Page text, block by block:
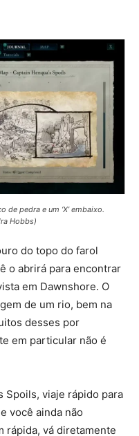
pedra e um ‘X’ embaixo.
Hobbs)
do topo do farol
o abrirá para encontrar
em Dawnshore. O
de um rio, bem na
desses por
em particular não é
Spoils, viaje rápido para
você ainda não
rápida, vá diretamente